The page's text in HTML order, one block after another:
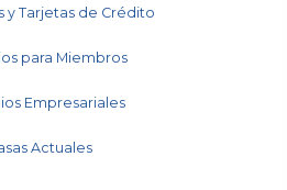
y Tarjetas de Crédito
para Miembros
Empresariales
Actuales